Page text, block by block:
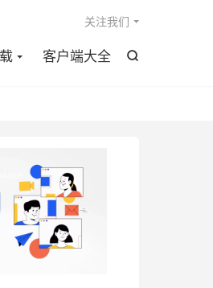

客户端大全
关注我们